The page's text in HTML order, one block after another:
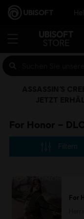
For Honor – DLC
Filtern
For